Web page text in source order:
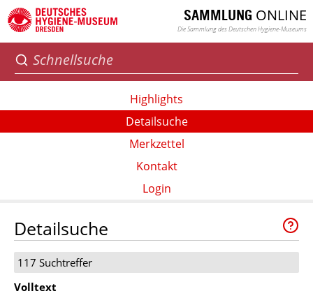
SAMMLUNG ONLINE
Die Sammlung des Deutschen Hygiene-Museums
Highlights
Detailsuche
Merkzettel
Kontakt
Login
Detailsuche
117 Suchtreffer
Volltext